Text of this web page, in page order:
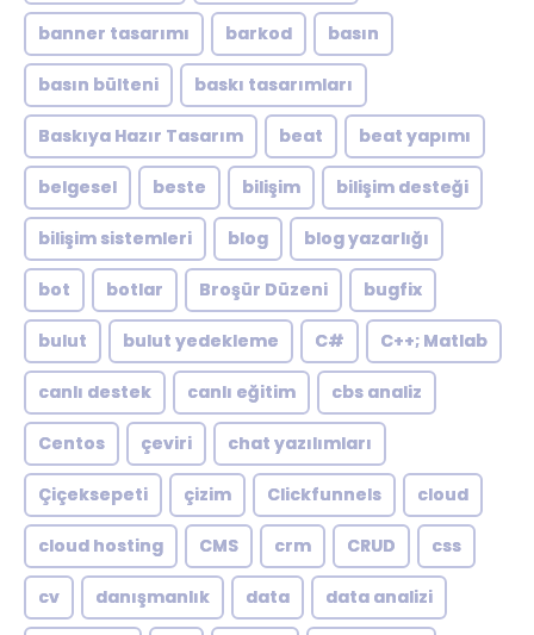
banner tasarımı barkod basın
basın bülteni baskı tasarımları
Baskıya Hazır Tasarım beat beat yapımı
belgesel beste bilişim bilişim desteği
bilişim sistemleri blog blog yazarlığı
bot botlar Broşür Düzeni bugfix
bulut bulut yedekleme C# C++; Matlab
canlı destek canlı eğitim cbs analiz
Centos çeviri chat yazılımları
Çiçeksepeti çizim Clickfunnels cloud
cloud hosting CMS crm CRUD css
cv danışmanlık data data analizi